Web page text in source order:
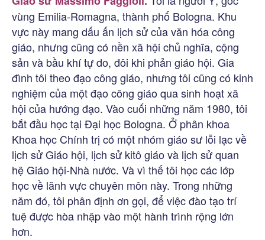
vùng Emilia-Romagna, thành phố Bologna. Khu
vực này mang dấu ấn lịch sử của văn hóa công
giáo, nhưng cũng có nền xã hội chủ nghĩa, cộng
sản và bầu khí tự do, đôi khi phản giáo hội. Gia
đình tôi theo đạo công giáo, nhưng tôi cũng có kinh
nghiệm của một đạo công giáo qua sinh hoạt xã
hội của hướng đạo. Vào cuối những năm 1980, tôi
bắt đầu học tại Đại học Bologna. Ở phân khoa
Khoa học Chính trị có một nhóm giáo sư lỗi lạc về
lịch sử Giáo hội, lịch sử kitô giáo và lịch sử quan
hệ Giáo hội-Nhà nước. Và vì thế tôi học các lớp
học về lãnh vực chuyên môn này. Trong những
năm đó, tôi phân định ơn gọi, để việc đào tạo trí
tuệ được hòa nhập vào một hành trình rộng lớn
hơn.